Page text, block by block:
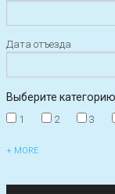
Дата отъезда
Выберите
1 2 3
+ MORE